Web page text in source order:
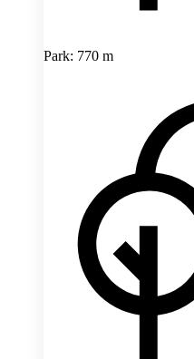
Park: 770 m